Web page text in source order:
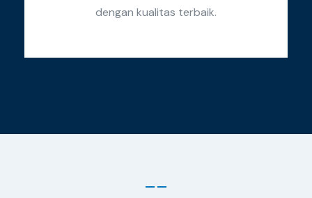
dengan kualitas terbaik.